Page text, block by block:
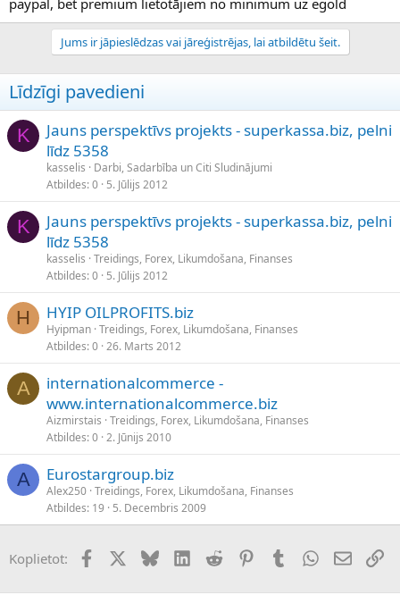
Jums ir jāpieslēdzas vai jāreģistrējas, lai atbildētu šeit.
Līdzīgi pavedieni
K
Jauns perspektīvs projekts - superkassa.biz, pelni
līdz 5358
kasselis
Darbi, Sadarbība un Citi Sludinājumi
Atbildes 0 5. Jūlijs 2012
K
Jauns perspektīvs projekts - superkassa.biz, pelni
līdz 5358
kasselis Treidings, Forex, Likumdošana, Finanses
Atbildes 0 5. Jūlijs 2012
H HYIP OILPROFITS.biz
Hyipman Treidings, Forex, Likumdošana, Finanses
Atbildes 0 26. Marts 2012
A
internationalcommerce -
www.internationalcommerce.biz
Aizmirstais Treidings, Forex, Likumdošana, Finanses
Atbildes 0 2. Jūnijs 2010
A Eurostargroup.biz
Alex250 Treidings, Forex, Likumdošana, Finanses
Atbildes 19 5. Decembris 2009
Koplietot: FacebookX (Twitter)
BlueskyLinkedInReddit PinterestTumblrWhatsApp
E-pasts